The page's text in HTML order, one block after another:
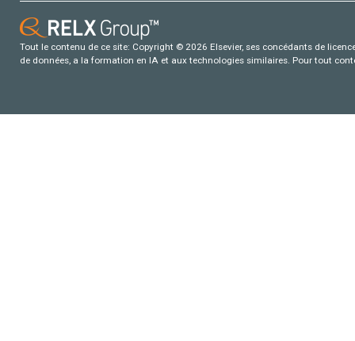
Tout le contenu de ce site: Copyright © 2026 Elsevier, ses concédants de
de données, a la formation en IA et aux technologies similaires. Pour tout